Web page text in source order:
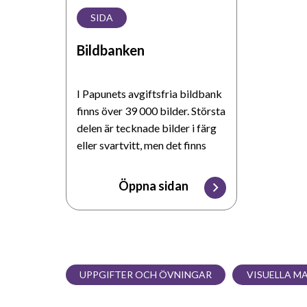
SIDA
Bildbanken
I Papunets avgiftsfria bildbank
finns över 39 000 bilder. Största
delen är tecknade bilder i färg
eller svartvitt, men det finns
ritade tecken och 2900
fotografier. Bilderna får
användas och spridas i icke-
Bildbankens bilder används
också i Papunets bildverktyg
Öppna sidan
UPPGIFTER OCH ÖVNINGAR VISUELLA